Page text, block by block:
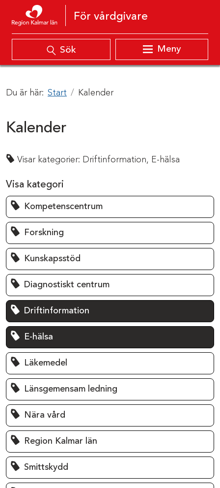
Hoppa till innehåll
För vårdgivare
Sök Meny
Du är här: Start Kalender
Kalender
Visar kategorier: Driftinformation, E-hälsa
Visa kategori
Kompetenscentrum
Forskning
Kunskapsstöd
Diagnostiskt centrum
Driftinformation
E-hälsa
Läkemedel
Länsgemensam ledning
Nära vård
Region Kalmar län
Smittskydd